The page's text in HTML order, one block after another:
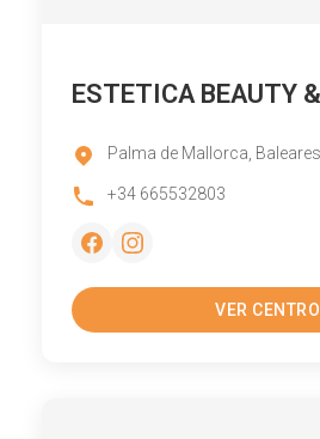
ESTETICA BEAUTY
Palma de Mallorca, Baleares
+34 665532803
VER CENTRO